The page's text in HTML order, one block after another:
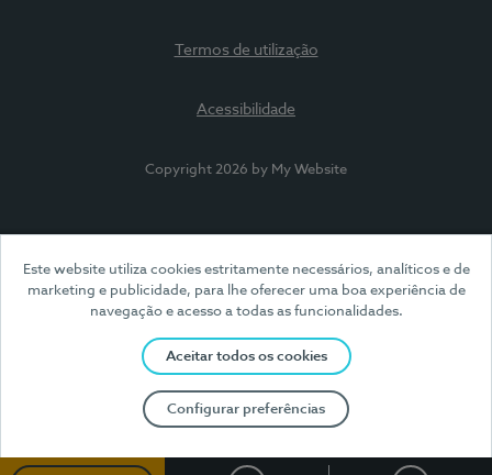
Este website utiliza cookies estritamente necessários, analíticos e de
marketing e publicidade, para lhe oferecer uma boa experiência de
navegação e acesso a todas as funcionalidades.
Aceitar todos os cookies
Configurar preferências
Termos de utilização
Acessibilidade
Copyright 2026 by My Website